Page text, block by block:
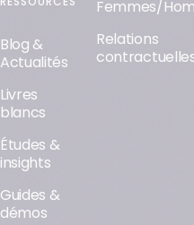
Blog &
Actualités
Livres
blancs
Études &
insights
Guides &
démos
Femmes/
Relations